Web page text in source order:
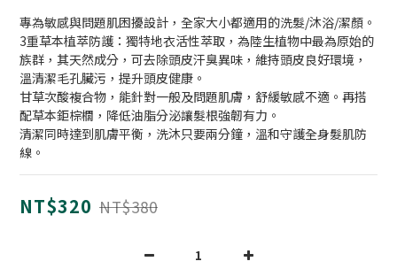
專為敏感與問題肌困擾設計，全家大小都適用的洗髮/沐浴/潔顏。
3重草本植萃防護：獨特地衣活性萃取，為陸生植物中最為原始的
族群，其天然成分，可去除頭皮汗臭異味，維持頭皮良好環境，
溫清潔毛孔臟污，提升頭皮健康。
甘草次酸複合物，能針對一般及問題肌膚，舒緩敏感不適。再搭
配草本鉅棕櫚，降低油脂分泌讓髮根強韌有力。
清潔同時達到肌膚平衡，洗沐只要兩分鐘，溫和守護全身髮肌防
線。
NT$320 NT$380